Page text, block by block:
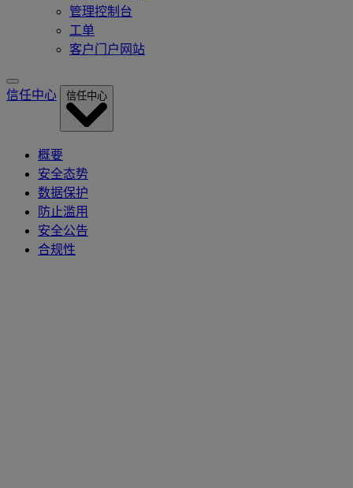
管理控制台
工单
客户门户网站
信任中心 信任中心
概要
安全态势
数据保护
防止滥用
安全公告
合规性